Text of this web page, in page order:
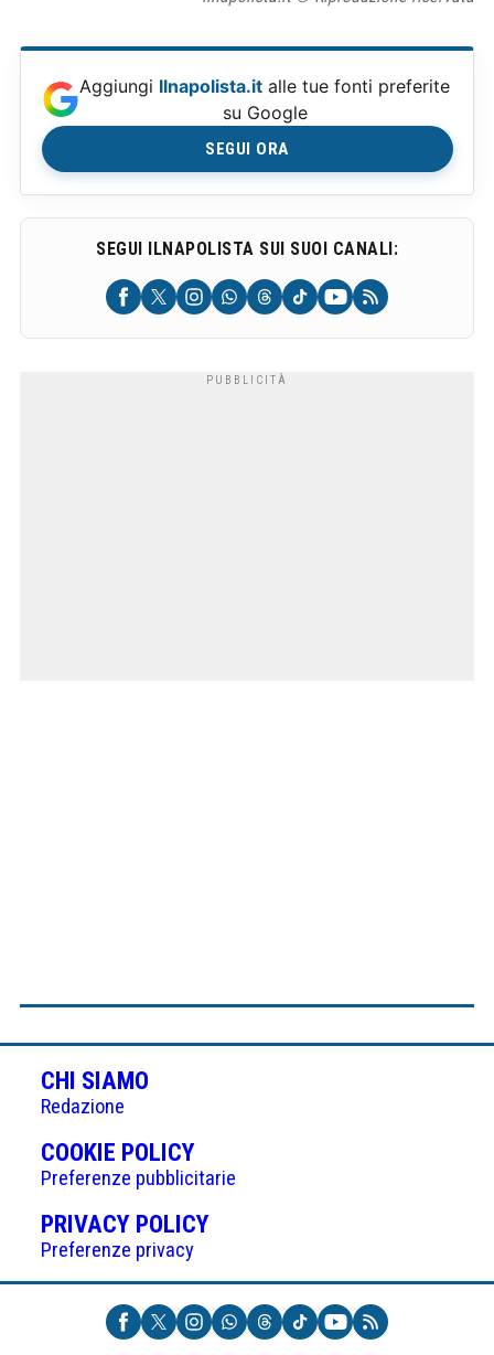
Aggiungi Ilnapolista.it alle tue fonti preferite
su Google
SEGUI ORA
SEGUI ILNAPOLISTA SUI SUOI CANALI:
CHI SIAMO
Redazione
COOKIE POLICY(APRE
IN
UNA
NUOVA
Preferenze pubblicitarie
PRIVACY POLICY(APRE
UNA
NUOVA
SCHEDA)
Preferenze privacy